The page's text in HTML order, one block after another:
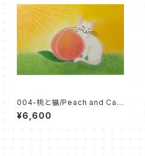
004-桃と猫/Peach and Cat
（パステル原画/額無し）
¥6,600